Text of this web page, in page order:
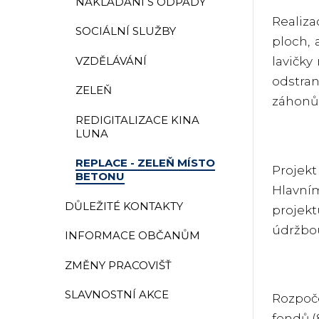
SOCIÁLNÍ SLUŽBY
VZDĚLÁVÁNÍ
ZELEŇ
REDIGITALIZACE KINA
LUNA
REPLACE - ZELEŇ MÍSTO
BETONU
DŮLEŽITÉ KONTAKTY
INFORMACE OBČANŮM
ZMĚNY PRACOVIŠŤ
SLAVNOSTNÍ AKCE
ploch,